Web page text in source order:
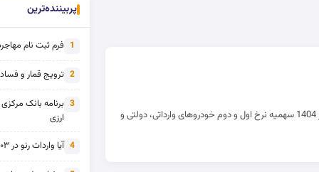
براساس مصوبه هیات وزیران از 15 آذر 1404 سهمیه نرخ اول و دوم خودروهای وارداتی، دولتی و
پربیننده‌ترین
1 فرم ثبت نام
2 ترویج قمار و فساد
3 برنامه بانک
ارزی
4 آیا واردات رنو در ۱۴۰۳ از تحریم خارج شده است؟